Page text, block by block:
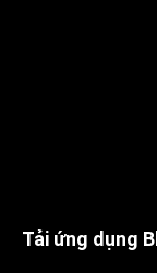
Tải ứng dụng